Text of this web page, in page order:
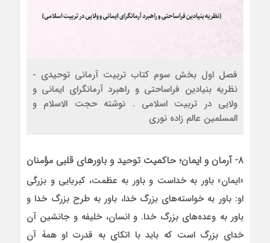
فصل اول بخش سوم کتاب تربیت آرمانی توحیدی -
نظریه بنیادین فراساحتی و راهبرد آرمانگرای ایمانی و
ولایی در تربیت اسلامی . نوشته حجت الاسلام و
المسلمین عالم زاده نوری
۸- آرمان و ایمان؛ حاکمیت توحید و باورهای قلبی مؤمنان
«ایمان» باور به خداست و باور به عظمت، کبریایی و بزرگی
او: باور به خواسته‌های بزرگ خدا، باور به طرح بزرگ خدا و
باور به وعده‌های بزرگ خدا. و انسان، خلیفه و جانشین آن
خدای بزرگ است که باید با اتکای به قدرت او همۀ آن